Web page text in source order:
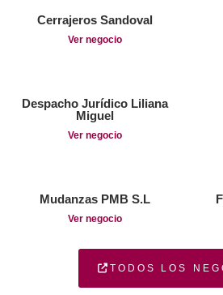
Cerrajeros Sandoval
Ver negocio
Despacho Jurídico Liliana
Miguel
Ver negocio
Mudanzas PMB S.L
Ver negocio
TODOS LOS